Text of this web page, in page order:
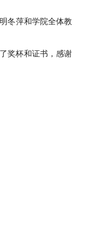
冬萍和学院全体教
奖杯和证书，感谢